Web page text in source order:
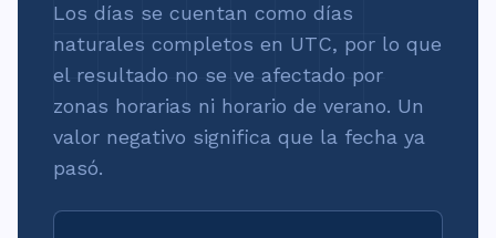
Los días se cuentan como días
naturales completos en UTC, por lo que
el resultado no se ve afectado por
zonas horarias ni horario de verano. Un
valor negativo significa que la fecha ya
pasó.